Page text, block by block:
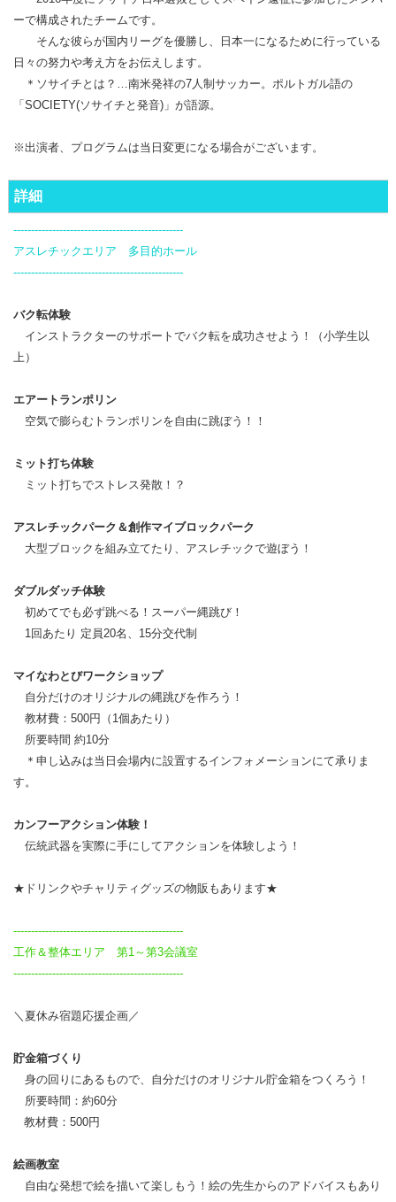
ーで構成されたチームです。
そんな彼らが国内リーグを優勝し、日本一になるために行っている
日々の努力や考え方をお伝えします。
＊ソサイチとは？…南米発祥の7人制サッカー。ポルトガル語の
「SOCIETY(ソサイチと発音)」が語源。
※出演者、プログラムは当日変更になる場合がございます。
詳細
------------------------------------------------
アスレチックエリア 多目的ホール
------------------------------------------------
バク転体験
インストラクターのサポートでバク転を成功させよう！（小学生以
上）
エアートランポリン
空気で膨らむトランポリンを自由に跳ぼう！！
ミット打ち体験
ミット打ちでストレス発散！？
アスレチックパーク＆創作マイブロックパーク
大型ブロックを組み立てたり、アスレチックで遊ぼう！
ダブルダッチ体験
初めてでも必ず跳べる！スーパー縄跳び！
1回あたり 定員20名、 15分交代制
マイなわとびワークショップ
自分だけのオリジナルの縄跳びを作ろう！
教材費：500円（1個あたり）
所要時間 約10分
＊申し込みは当日会場内に設置するインフォメーションにて承りま
す。
カンフーアクション体験！
伝統武器を実際に手にしてアクションを体験しよう！
★ドリンクやチャリティグッズの物販もあります★
------------------------------------------------
工作＆整体エリア 第1～第3会議室
------------------------------------------------
＼夏休み宿題応援企画／
貯金箱づくり
身の回りにあるもので、自分だけのオリジナル貯金箱をつくろう！
所要時間：約60分
教材費：500円
絵画教室
自由な発想で絵を描いて楽しもう！絵の先生からのアドバイスもあり